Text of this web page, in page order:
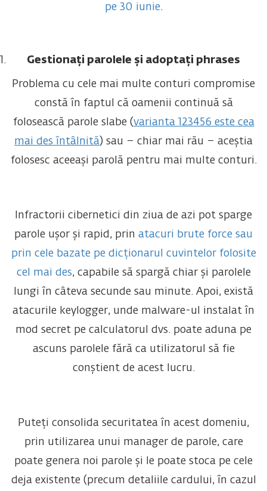
pe 30 iunie.
Gestionați parolele și adoptați phrases
Problema cu cele mai multe conturi compromise
constă în faptul că oamenii continuă să
folosească parole slabe (varianta 123456 este cea
mai des întâlnită) sau – chiar mai rău – aceștia
folosesc aceeași parolă pentru mai multe conturi.
Infractorii cibernetici din ziua de azi pot sparge
parole ușor și rapid, prin atacuri brute force sau
prin cele bazate pe dicționarul cuvintelor folosite
cel mai des, capabile să spargă chiar și parolele
lungi în câteva secunde sau minute. Apoi, există
atacurile keylogger, unde malware-ul instalat în
mod secret pe calculatorul dvs. poate aduna pe
ascuns parolele fără ca utilizatorul să fie
conștient de acest lucru.
Puteți consolida securitatea în acest domeniu,
prin utilizarea unui manager de parole, care
poate genera noi parole și le poate stoca pe cele
deja existente (precum detaliile cardului, în cazul